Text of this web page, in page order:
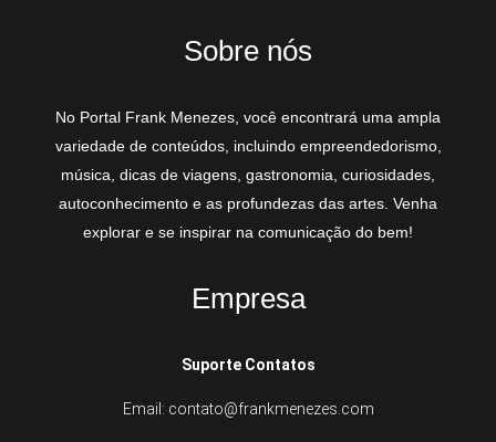
Sobre nós
No Portal Frank Menezes, você encontrará uma ampla
variedade de conteúdos, incluindo empreendedorismo,
música, dicas de viagens, gastronomia, curiosidades,
autoconhecimento e as profundezas das artes. Venha
explorar e se inspirar na comunicação do bem!
Empresa
Suporte Contatos
Email: contato@frankmenezes.com